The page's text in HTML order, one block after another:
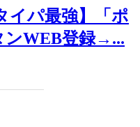
イパ最強】「ポ
ンWEB登録→...